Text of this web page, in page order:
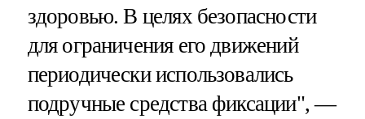
здоровью. В целях безопасности
для ограничения его движений
периодически использовались
подручные средства фиксации", —